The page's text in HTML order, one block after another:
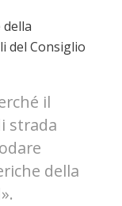
del Consiglio
il
strada
della